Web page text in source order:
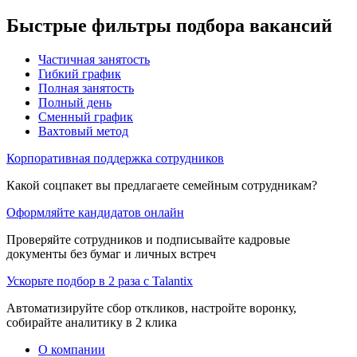
Быстрые фильтры подбора вакансий
Частичная занятость
Гибкий график
Полная занятость
Полный день
Сменный график
Вахтовый метод
Корпоративная поддержка сотрудников
Какой соцпакет вы предлагаете семейным сотрудникам?
Оформляйте кандидатов онлайн
Проверяйте сотрудников и подписывайте кадровые
документы без бумаг и личных встреч
Ускорьте подбор в 2 раза с Talantix
Автоматизируйте сбор откликов, настройте воронку,
собирайте аналитику в 2 клика
О компании